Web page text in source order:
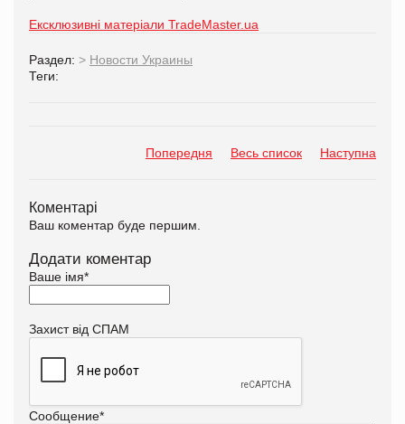
Ексклюзивні матеріали TradeMaster.ua
Раздел: > Новости Украины
Теги:
Попередня Весь список Наступна
Коментарі
Ваш коментар буде першим.
Додати коментар
Ваше імя*
Захист від СПАМ
Сообщение*